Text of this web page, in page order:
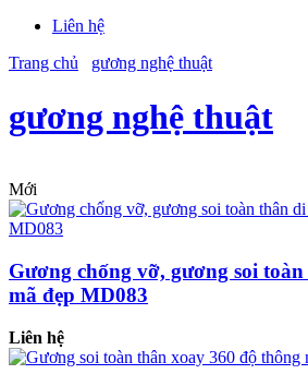
Liên hệ
Trang chủ
gương nghệ thuật
gương nghệ thuật
Mới
Gương chống vỡ, gương soi
mã đẹp MD083
Liên hệ